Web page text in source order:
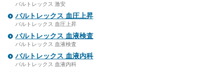
バルトレックス 激安
バルトレックス 血圧上昇
バルトレックス 血圧上昇
バルトレックス 血液検査
バルトレックス 血液検査
バルトレックス 血液内科
バルトレックス 血液内科